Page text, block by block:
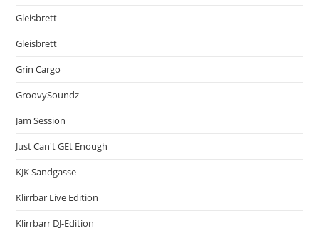
Gleisbrett
Gleisbrett
Grin Cargo
GroovySoundz
Jam Session
Just Can't GEt Enough
KJK Sandgasse
Klirrbar Live Edition
Klirrbarr DJ-Edition